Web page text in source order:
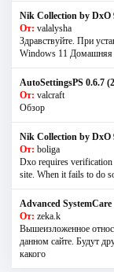
Nik Collection by DxO
От: valalysha
Здравствуйте. При
Windows 11 Домашняя
AutoSettingsPS 0.6.7
От: valcraft
Обзор
Nik Collection by DxO
От: boliga
Dxo requires
site. When it fails to do
Advanced SystemCare
От: zeka.k
Вышеизложенное
данном сайте. Будут
какого